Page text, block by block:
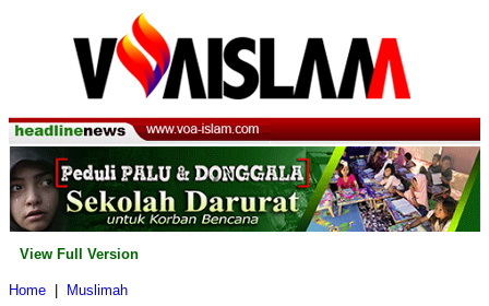
View Full Version
Home
Muslimah